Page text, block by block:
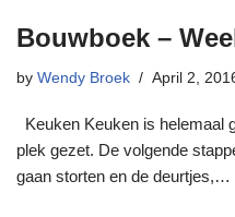
Bouwboek –
by Wendy Broek April 2,
Keuken Keuken is helemaal
plek gezet. De volgende
gaan storten en de deurtjes,…